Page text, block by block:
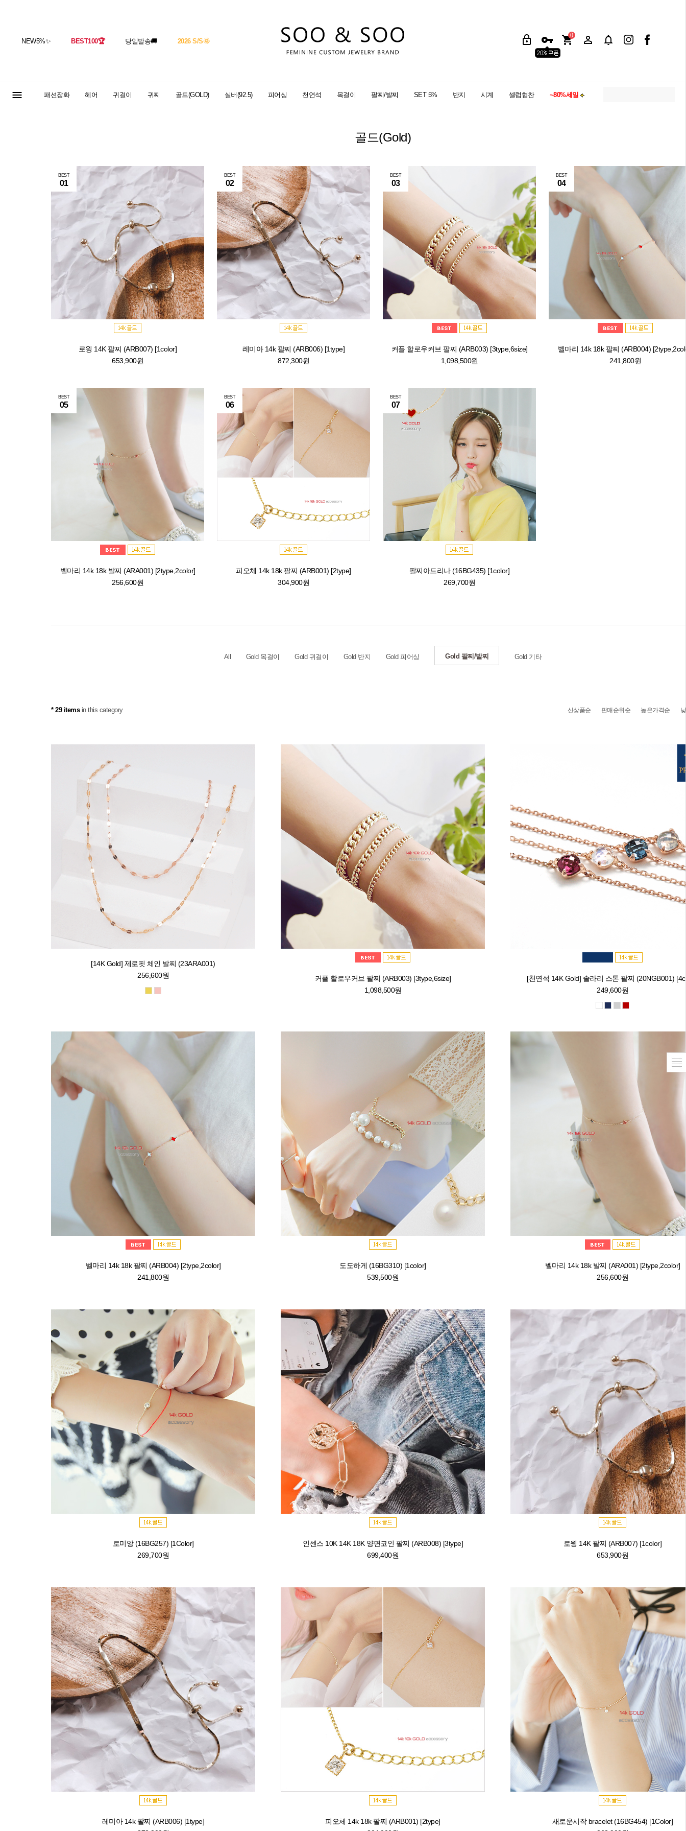
NEW5%✨ BEST100🏆 당일발송🚚 2026 S/S🌞
0
패션잡화 헤어 귀걸이 귀찌 골드(GOLD) 실버(92.5) 피어싱 천연석 목걸이 팔찌/발찌 SET 5% 반지 시계 셀럽협찬 ~80%세일
골드(Gold)
BEST
01
로윙 14K 팔찌 (ARB007) [1color]
653,900원
BEST
02
레미아 14k 팔찌 (ARB006) [1type]
872,300원
BEST
03
커플 할로우커브 팔찌 (ARB003) [3type,6size]
1,098,500원
BEST
04
벨마리 14k 18k 팔찌 (ARB004)
241,800원
BEST
05
벨마리 14k 18k 발찌 (ARA001) [2type,2color]
256,600원
BEST
06
피오체 14k 18k 팔찌 (ARB001) [2type]
304,900원
BEST
07
팔찌아드리나 (16BG435) [1color]
269,700원
All Gold 목걸이 Gold 귀걸이 Gold 반지 Gold 피어싱 Gold 팔찌/발찌 Gold 기타
* 29 itemsin this category 신상품순 판매순위순 높은가격순
[14K Gold] 제로핏 체인 발찌 (23ARA001)
256,600원
커플 할로우커브 팔찌 (ARB003) [3type,6size]
1,098,500원
[천연석 14K Gold] 솔라리 스톤 팔찌 (20NGB001)
249,600원
벨마리 14k 18k 팔찌 (ARB004) [2type,2color]
241,800원
도도하게 (16BG310) [1color]
539,500원
벨마리 14k 18k 발찌 (ARA001) [2type,2color]
256,600원
로미앙 (16BG257) [1Color]
269,700원
인센스 10K 14K 18K 양면코인 팔찌 (ARB008) [3type]
699,400원
로윙 14K 팔찌 (ARB007) [1color]
653,900원
레미아 14k 팔찌 (ARB006) [1type]
피오체 14k 18k 팔찌 (ARB001) [2type]
새로운시작 bracelet (16BG454) [1Color]